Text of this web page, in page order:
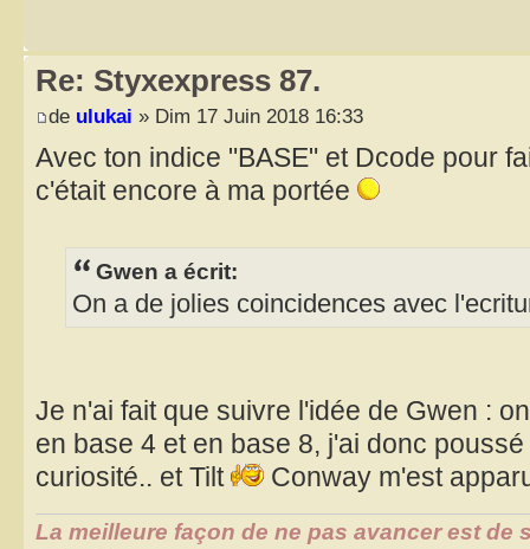
Re: Styxexpress 87.
de ulukai » Dim 17 Juin 2018 16:33
Avec ton indice "BASE" et Dcode pour
c'était encore à ma portée
Gwen a écrit:
On a de jolies coincidences avec
Je n'ai fait que suivre l'idée de Gwen :
en base 4 et en base 8, j'ai donc
curiosité.. et Tilt
Conway m'est
La meilleure façon de ne pas avancer est de